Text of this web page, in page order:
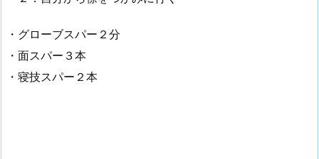
・グローブスパー２分
・面スパー３本
・寝技スパー２本